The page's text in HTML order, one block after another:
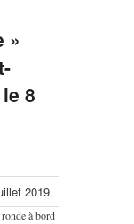
»
8
à bord